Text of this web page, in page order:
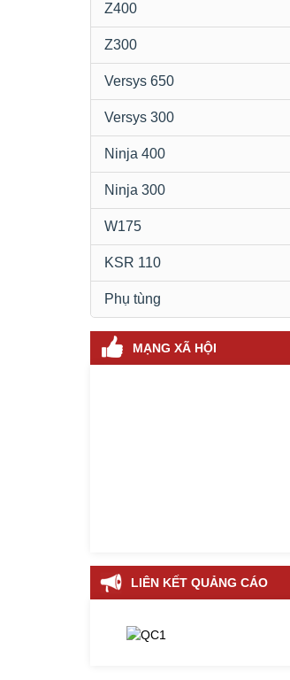
Z400
Z300
Versys 650
Versys 300
Ninja 400
Ninja 300
W175
KSR 110
Phụ tùng
MẠNG XÃ HỘI
LIÊN KẾT QUẢNG CÁO